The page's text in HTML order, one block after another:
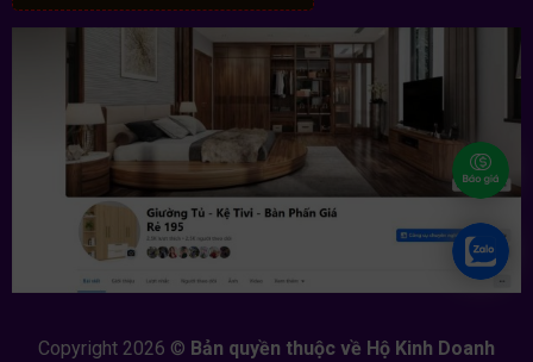
Copyright 2026 © Bản quyền thuộc về Hộ Kinh Doanh